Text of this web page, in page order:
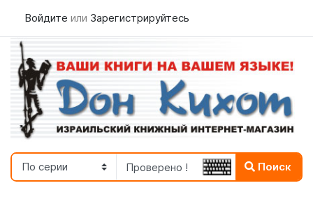
Войдите или Зарегистрируйтесь
Поиск